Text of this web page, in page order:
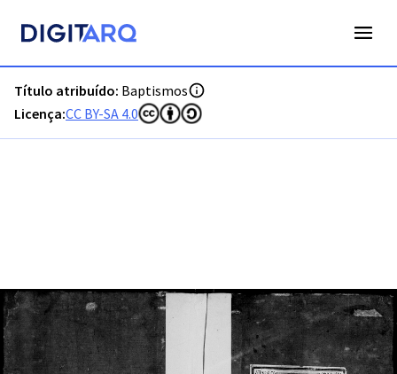
Título atribuído: Baptismos
Licença:CC BY-SA 4.0